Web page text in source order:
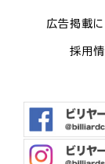
広告掲載
採用